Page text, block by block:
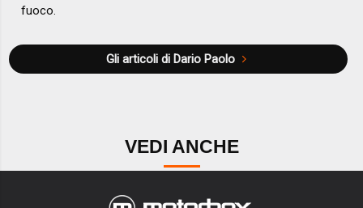
fuoco.
Gli articoli di Dario Paolo
VEDI ANCHE